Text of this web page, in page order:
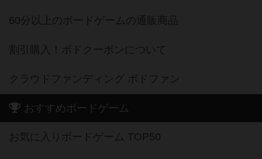
60分以上のボードゲームの通販商品
割引購入！ボドクーポンについて
クラウドファンディング ボドファン
おすすめボードゲーム
お気に入りボードゲーム TOP50